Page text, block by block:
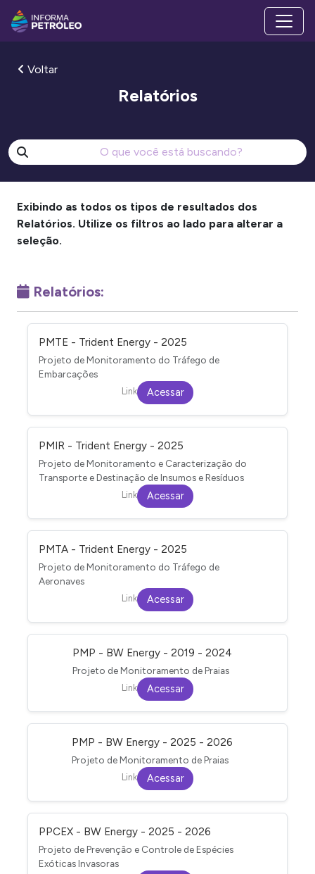
Voltar
Relatórios
Exibindo as todos os tipos de resultados dos
Relatórios. Utilize os filtros ao lado para alterar a
seleção.
Relatórios:
PMTE - Trident Energy - 2025
Projeto de Monitoramento do Tráfego de
Embarcações
Link Acessar
PMIR - Trident Energy - 2025
Projeto de Monitoramento e Caracterização do
Transporte e Destinação de Insumos e Resíduos
Link Acessar
PMTA - Trident Energy - 2025
Projeto de Monitoramento do Tráfego de
Aeronaves
Link Acessar
PMP - BW Energy - 2019 - 2024
Projeto de Monitoramento de Praias
Link Acessar
PMP - BW Energy - 2025 - 2026
Projeto de Monitoramento de Praias
Link Acessar
PPCEX - BW Energy - 2025 - 2026
Projeto de Prevenção e Controle de Espécies
Exóticas Invasoras